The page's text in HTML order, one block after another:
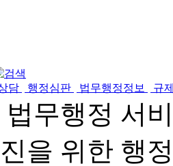
담 행정심판 법무행정정보 규
무행정 서
을 위한 행